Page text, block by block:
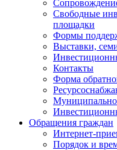
Свободные
площадки
Формы
Выставки,
Контакты
Форма
Обращения граждан
Интернет-
Порядок и